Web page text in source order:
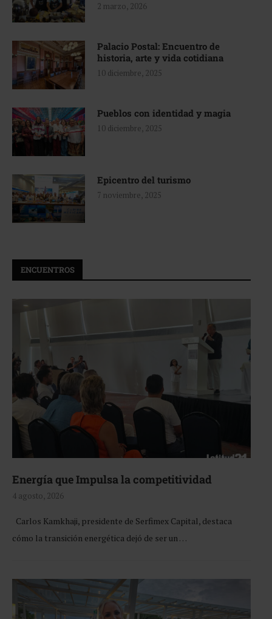
2 marzo, 2026
Palacio Postal: Encuentro de
historia, arte y vida cotidiana
10 diciembre, 2025
Pueblos con identidad y magia
10 diciembre, 2025
Epicentro del turismo
7 noviembre, 2025
ENCUENTROS
Energía que Impulsa la competitividad
4 agosto, 2026
Carlos Kamkhaji, presidente de Serfimex Capital, destaca
cómo la transición energética dejó de ser un …